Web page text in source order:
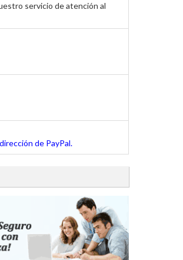
servicio de atención al
de PayPal.